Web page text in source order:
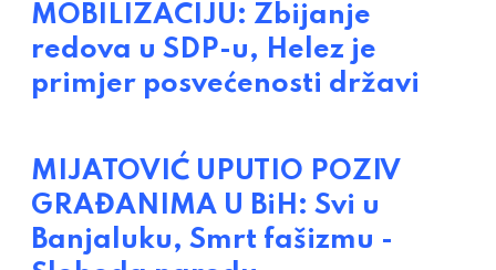
MOBILIZACIJU: Zbijanje
redova u SDP-u, Helez je
primjer posvećenosti državi
MIJATOVIĆ UPUTIO POZIV
GRAĐANIMA U BiH: Svi u
Banjaluku, Smrt fašizmu -